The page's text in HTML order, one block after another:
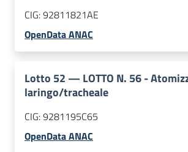
CIG:92811821AE
OpenData ANAC
Lotto 52 — LOTTO N. 56 -
laringo/tracheale
CIG:9281195C65
OpenData ANAC